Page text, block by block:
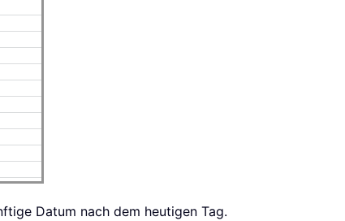
Datum nach dem heutigen Tag.